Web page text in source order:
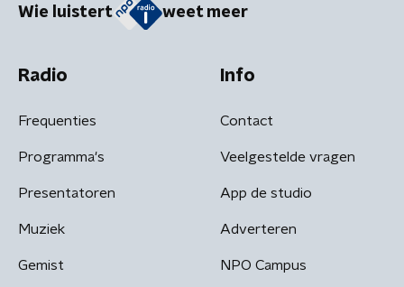
Wie luistert weet meer
Radio
Frequenties
Programma's
Presentatoren
Muziek
Gemist
Info
Contact
Veelgestelde vragen
App de studio
Adverteren
NPO Campus